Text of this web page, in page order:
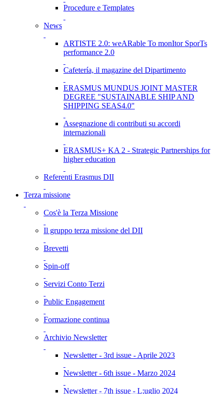
Procedure e Templates
News
ARTISTE 2.0: weARable To monItor SporTs
performance 2.0
Cafetería, il magazine del Dipartimento
ERASMUS MUNDUS JOINT MASTER
DEGREE "SUSTAINABLE SHIP AND
SHIPPING SEAS4.0"
Assegnazione di contributi su accordi
internazionali
ERASMUS+ KA 2 - Strategic Partnerships for
higher education
Referenti Erasmus DII
Terza missione
Cos'è la Terza Missione
Il gruppo terza missione del DII
Brevetti
Spin-off
Servizi Conto Terzi
Public Engagement
Formazione continua
Archivio Newsletter
Newsletter - 3rd issue - Aprile 2023
Newsletter - 6th issue - Marzo 2024
Newsletter - 7th issue - L;uglio 2024